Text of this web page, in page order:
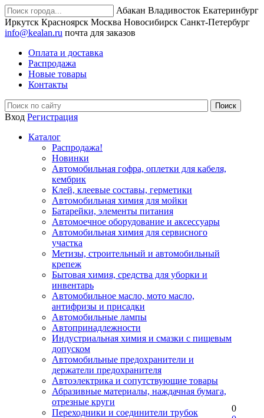
Абакан Владивосток Екатеринбург
Иркутск Красноярск Москва Новосибирск Санкт-Петербург
info@kealan.ru почта для заказов
Оплата и доставка
Распродажа
Новые товары
Контакты
Вход Регистрация
Каталог
Распродажа!
Новинки
Автомобильная гофра, оплетки для кабеля,
кембрик
Клей, клеевые составы, герметики
Автомобильная химия для мойки
Батарейки, элементы питания
Автомоечное оборудование и аксессуары
Автомобильная химия для сервисного
участка
Метизы, строительный и автомобильный
крепеж
Бытовая химия, средства для уборки и
инвентарь
Автомобильное масло, мото масло,
антифризы и присадки
Автомобильные лампы
Автопринадлежности
Индустриальная химия и смазки с пищевым
допуском
Автомобильные предохранители и
держатели предохранителя
Автоэлектрика и сопутствующие товары
Абразивные материалы, наждачная бумага,
отрезные круги
Переходники и соединители трубок
0